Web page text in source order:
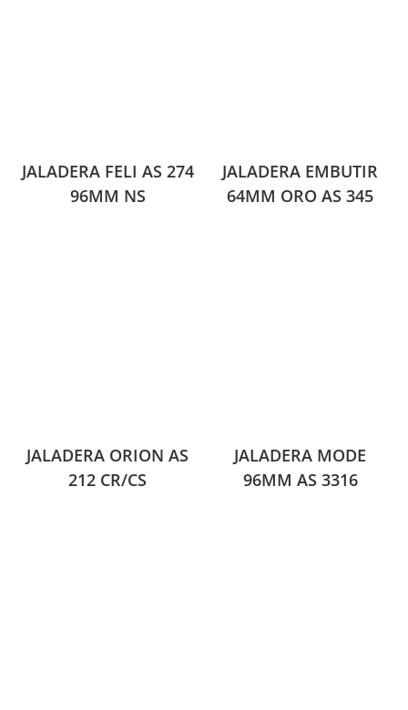
JALADERA FELI AS 274
96MM NS
JALADERA EMBUTIR
64MM ORO AS 345
JALADERA ORION AS
212 CR/CS
JALADERA MODE
96MM AS 3316